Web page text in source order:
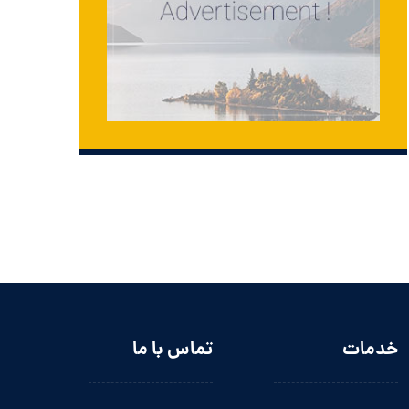
خدمات تماس با ما